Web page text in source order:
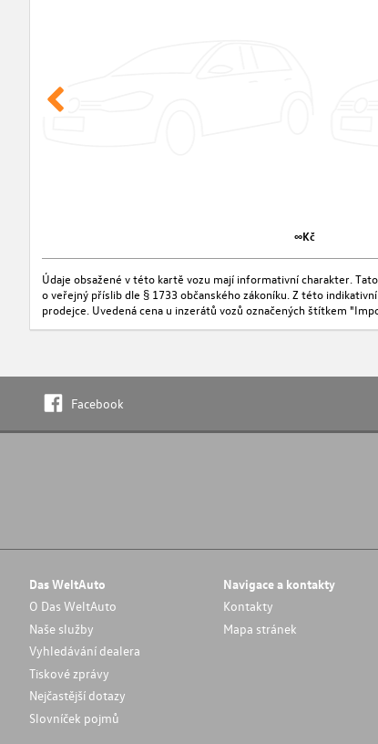
∞Kč
Údaje obsažené v této kartě vozu mají informativní charakter.
o veřejný příslib dle § 1733 občanského zákoníku. Z této
prodejce. Uvedená cena u inzerátů vozů označených štítkem
Facebook
Das WeltAuto
O Das WeltAuto
Naše služby
Vyhledávání dealera
Tiskové zprávy
Nejčastější dotazy
Slovníček pojmů
Navigace a kontakty
Kontakty
Mapa stránek